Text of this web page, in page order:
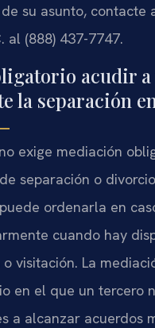
su asunto, contacte
al (888) 437-7747.
acudir
la separación
exige mediación
separación o
ordenarla en
cuando hay
visitación. La
en el que un tercero
a alcanzar acuerdos